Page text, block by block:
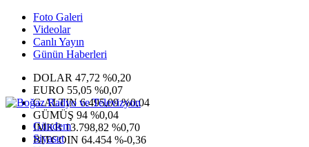
Foto Galeri
Videolar
Canlı Yayın
Günün Haberleri
DOLAR 47,72 %0,20
EURO 55,05 %0,07
G.ALTIN6.495,09 %0,04
GÜMÜŞ 94 %0,04
IMKB13.798,82 %0,70
BITCOIN 64.454 %-0,36
Gündem
Siyaset